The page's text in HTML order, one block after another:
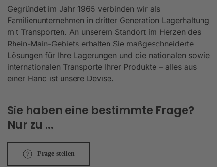
Gegründet im Jahr 1965 verbinden wir als
Familienunternehmen in dritter Generation Lagerhaltung
mit Transporten. An unserem Standort im Herzen des
Rhein-Main-Gebiets erhalten Sie maßgeschneiderte
Lösungen für Ihre Lagerungen und die nationalen sowie
internationalen Transporte Ihrer Produkte – alles aus
einer Hand ist unsere Devise.
Sie haben eine bestimmte Frage?
Nur zu ...
Frage stellen